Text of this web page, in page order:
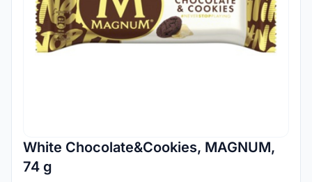
White Chocolate&Cookies, MAGNUM,
74 g